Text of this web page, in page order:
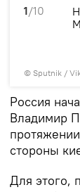
1/10
© Sputnik /
Россия
Владимир
стороны
Для этого,